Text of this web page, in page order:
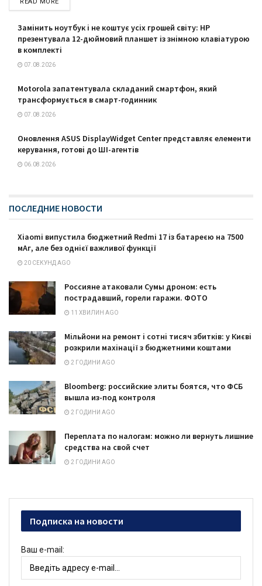
Замінить ноутбук і не коштує усіх грошей світу: HP
презентувала 12-дюймовий планшет із знімною клавіатурою
в комплекті
07.08.2026
Motorola запатентувала складаний смартфон, який
трансформується в смарт-годинник
07.08.2026
Оновлення ASUS DisplayWidget Center представляє елементи
керування, готові до ШІ-агентів
06.08.2026
ПОСЛЕДНИЕ НОВОСТИ
Xiaomi випустила бюджетний Redmi 17 із батареєю на 7500
мАг, але без однієї важливої функції
20 СЕКУНД AGO
Россияне атаковали Сумы дроном: есть
пострадавший, горели гаражи. ФОТО
11 ХВИЛИН AGO
Мільйони на ремонт і сотні тисяч збитків: у Києві
розкрили махінації з бюджетними коштами
2 ГОДИНИ AGO
Bloomberg: российские элиты боятся, что ФСБ
вышла из-под контроля
2 ГОДИНИ AGO
Переплата по налогам: можно ли вернуть лишние
средства на свой счет
2 ГОДИНИ AGO
Подписка на новости
Ваш e-mail: